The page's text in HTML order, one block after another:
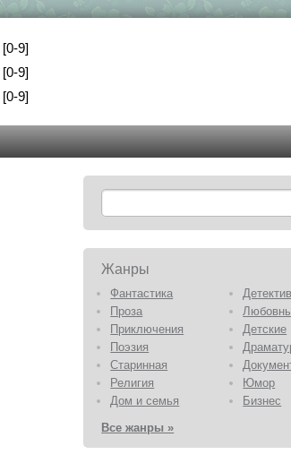
[0-9]
[0-9]
[0-9]
Жанры
Фантастика
Проза
Приключения
Детские
Поэзия
Старинная
Религия
Юмор
Дом и семья
Бизнес
Все жанры »